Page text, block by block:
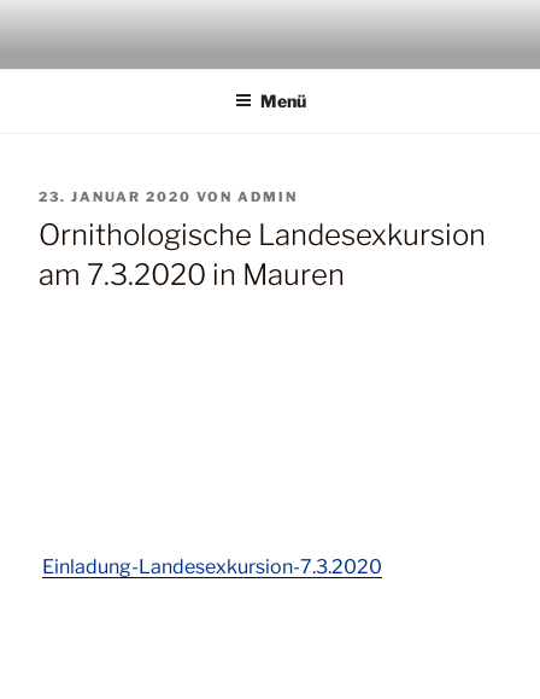
springen
Menü
VERÖFFENTLICHT
AM
23. JANUAR 2020 VON ADMIN
Ornithologische Landesexkursion
am 7.3.2020 in Mauren
Einladung-Landesexkursion-7.3.2020